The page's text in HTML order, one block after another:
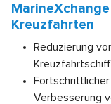
Kreuzfahrten
Reduzierung
Verbesserung